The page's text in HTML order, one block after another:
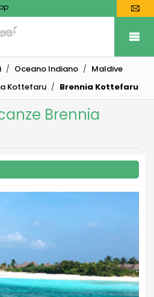
Oceano Indiano
Maldive
Kottefaru Brennia Kottefaru
Brennia